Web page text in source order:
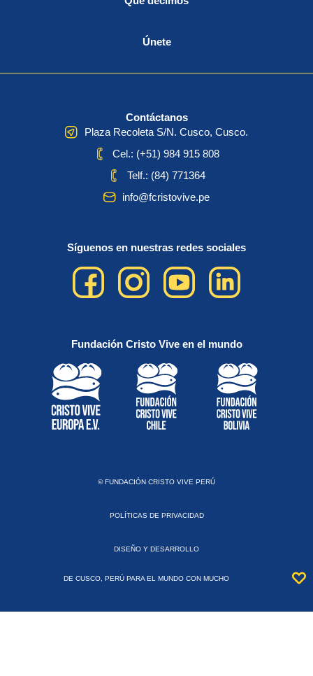
Únete
Contáctanos
Plaza Recoleta S/N. Cusco, Cusco.
Cel.: (+51) 984 915 808
Telf.: (84) 771364
info@fcristovive.pe
Síguenos en nuestras redes sociales
Fundación Cristo Vive en el mundo
© FUNDACIÓN CRISTO VIVE PERÚ
POLÍTICAS DE PRIVACIDAD
DISEÑO Y DESARROLLO
DE CUSCO, PERÚ PARA EL MUNDO CON MUCHO